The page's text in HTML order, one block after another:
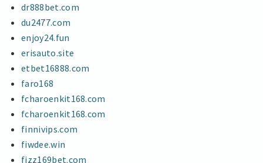
dr888bet.com
du2477.com
enjoy24.fun
erisauto.site
etbet16888.com
faro168
fcharoenkit168.com
fcharoenkit168.com
finnivips.com
fiwdee.win
fizz169bet.com